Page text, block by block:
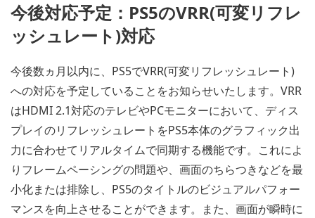
今後対応予定：PS5のVRR(可変リフレ
ッシュレート)対応
今後数ヵ月以内に、PS5でVRR(可変リフレッシュレート)
への対応を予定していることをお知らせいたします。VRR
はHDMI 2.1対応のテレビやPCモニターにおいて、ディス
プレイのリフレッシュレートをPS5本体のグラフィック出
力に合わせてリアルタイムで同期する機能です。これによ
りフレームペーシングの問題や、画面のちらつきなどを最
小化または排除し、PS5のタイトルのビジュアルパフォー
マンスを向上させることができます。また、画面が瞬時に